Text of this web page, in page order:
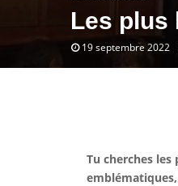
Les plus
19 septembre 2022
Tu cherches